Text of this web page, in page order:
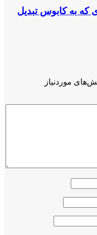
که به کابوس تبدیل
موردنیاز